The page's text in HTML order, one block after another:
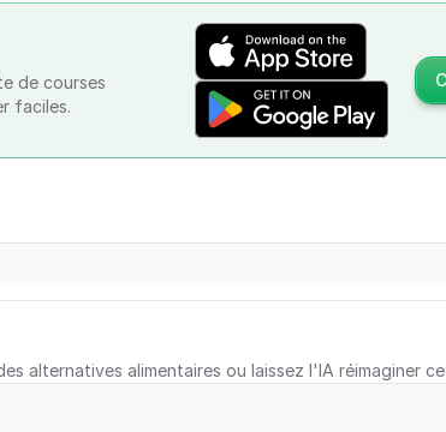
de courses
faciles.
alternatives alimentaires ou laissez l'IA réimaginer